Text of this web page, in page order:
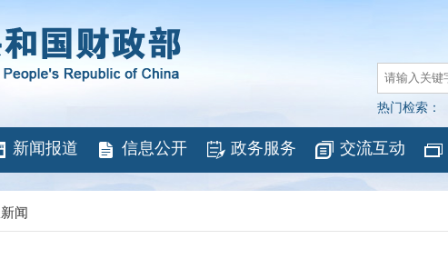
热门检索：
新闻报道 信息公开 政务服务 交流互动
闻